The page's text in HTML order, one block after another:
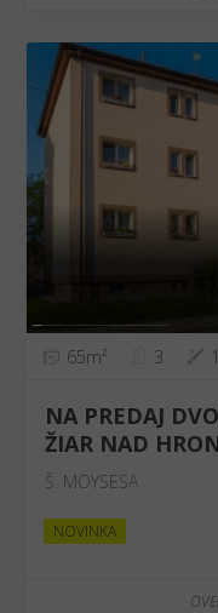
❮
65m² 3
NA PREDAJ
ŽIAR NAD
Š. MOYSESA
NOVINKA